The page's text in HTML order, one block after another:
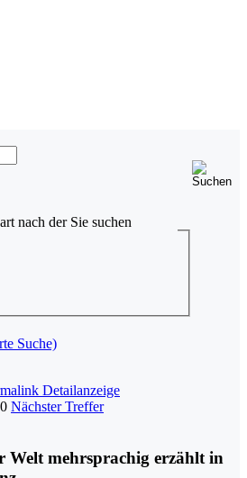
nach der Sie suchen
Suche)
Detailanzeige
Nächster Treffer
Welt mehrsprachig erzählt in